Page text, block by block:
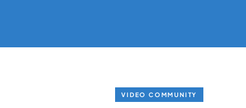
VIDEO COMMUNITY